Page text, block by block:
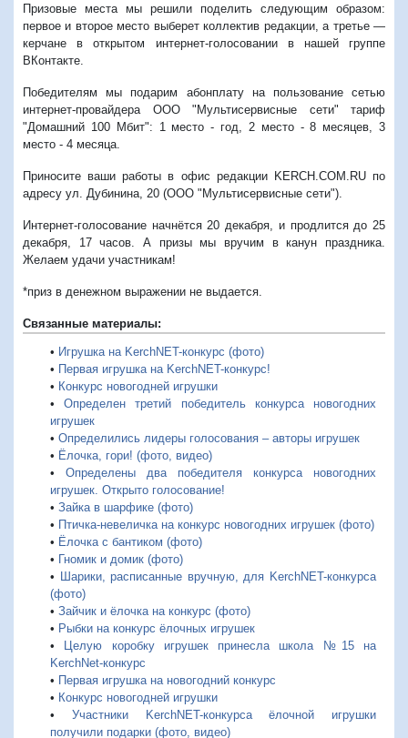
Призовые места мы решили поделить следующим образом:
первое и второе место выберет коллектив редакции, а третье —
керчане в открытом интернет-голосовании в нашей группе
ВКонтакте.
Победителям мы подарим абонплату на пользование сетью
интернет-провайдера ООО "Мультисервисные сети" тариф
"Домашний 100 Мбит": 1 место - год, 2 место - 8 месяцев, 3
место - 4 месяца.
Приносите ваши работы в офис редакции KERCH.COM.RU по
адресу ул. Дубинина, 20 (ООО "Мультисервисные сети").
Интернет-голосование начнётся 20 декабря, и продлится до 25
декабря, 17 часов. А призы мы вручим в канун праздника.
Желаем удачи участникам!
*приз в денежном выражении не выдается.
Связанные материалы:
• Игрушка на KerchNET-конкурс (фото)
• Первая игрушка на KerchNET-конкурс!
• Конкурс новогодней игрушки
•Определен третий победитель конкурса новогодних
игрушек
• Определились лидеры голосования – авторы игрушек
• Ёлочка, гори! (фото, видео)
• Определены два победителя конкурса новогодних
игрушек. Открыто голосование!
• Зайка в шарфике (фото)
• Птичка-невеличка на конкурс новогодних игрушек (фото)
• Ёлочка с бантиком (фото)
• Гномик и домик (фото)
• Шарики, расписанные вручную, для KerchNET-конкурса
(фото)
• Зайчик и ёлочка на конкурс (фото)
• Рыбки на конкурс ёлочных игрушек
• Целую коробку игрушек принесла школа №15 на
KerchNet-конкурс
• Первая игрушка на новогодний конкурс
• Конкурс новогодней игрушки
• Участники KerchNET-конкурса ёлочной игрушки
получили подарки (фото, видео)